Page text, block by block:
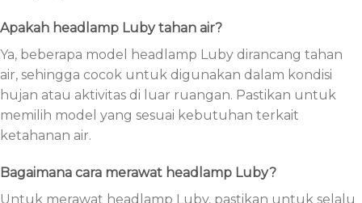
Apakah headlamp Luby tahan air?
Ya, beberapa model headlamp Luby dirancang tahan
air, sehingga cocok untuk digunakan dalam kondisi
hujan atau aktivitas di luar ruangan. Pastikan untuk
memilih model yang sesuai kebutuhan terkait
ketahanan air.
Bagaimana cara merawat headlamp Luby?
Untuk merawat headlamp Luby, pastikan untuk selalu